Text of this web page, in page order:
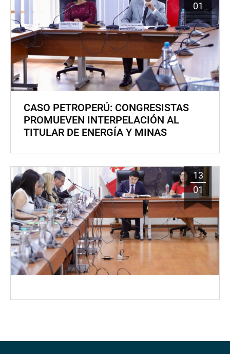
01
CASO PETROPERÚ: CONGRESISTAS
PROMUEVEN INTERPELACIÓN AL
TITULAR DE ENERGÍA Y MINAS
13
01